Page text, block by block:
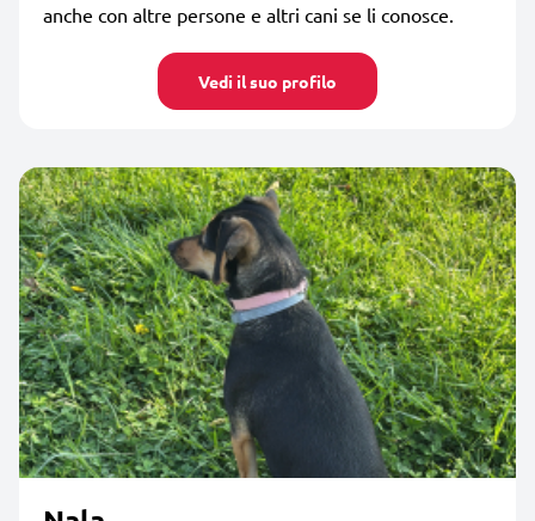
anche con altre persone e altri cani se li conosce.
Vedi il suo profilo